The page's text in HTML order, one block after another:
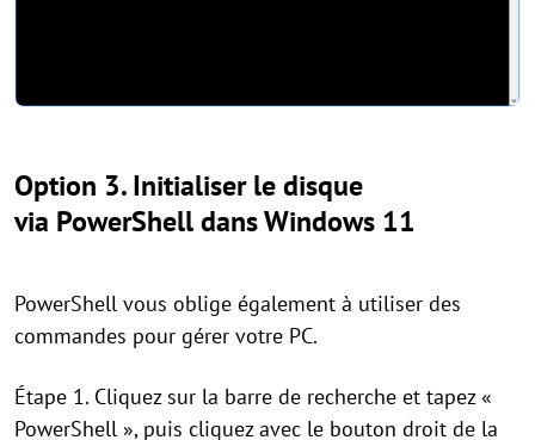
Option 3. Initialiser le disque
via PowerShell dans Windows 11
PowerShell vous oblige également à utiliser des
commandes pour gérer votre PC.
Étape 1. Cliquez sur la barre de recherche et tapez «
PowerShell », puis cliquez avec le bouton droit de la